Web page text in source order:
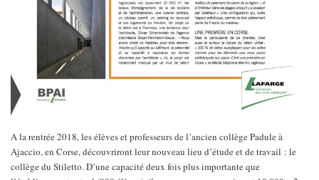
A la rentrée 2018, les élèves et professeurs de l’ancien collège Padule à
Ajaccio, en Corse, découvriront leur nouveau lieu d’étude et de travail : le
collège du Stiletto. D’une capacité deux fois plus importante que